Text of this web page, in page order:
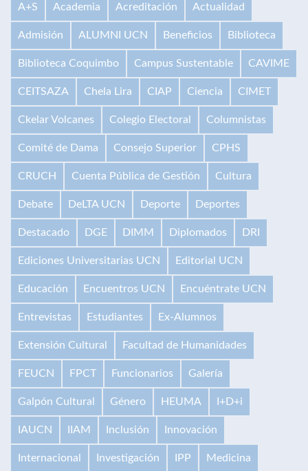
A+S Academia Acreditación Actualidad
Admisión ALUMNI UCN Beneficios Biblioteca
Biblioteca Coquimbo Campus Sustentable CAVIME
CEITSAZA Chela Lira CIAP Ciencia CIMET
Ckelar Volcanes Colegio Electoral Columnistas
Comité de Dama Consejo Superior CPHS
CRUCH Cuenta Pública de Gestión Cultura
Debate DeLTA UCN Deporte Deportes
Destacado DGE DIMM Diplomados DRI
Ediciones Universitarias UCN Editorial UCN
Educación Encuentros UCN Encuéntrate UCN
Entrevistas Estudiantes Ex-Alumnos
Extensión Cultural Facultad de Humanidades
FEUCN FPCT Funcionarios Galería
Galpón Cultural Género HEUMA I+D+i
IAUCN IIAM Inclusión Innovación
Internacional Investigación IPP Medicina